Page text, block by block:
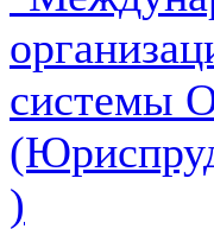
системы
)